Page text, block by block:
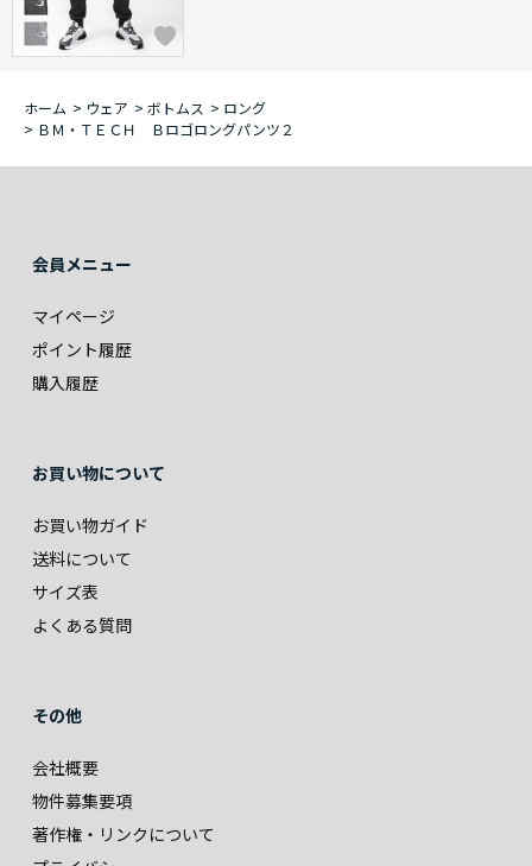
ホーム > ウェア > ボトムス > ロング
> ＢＭ・ＴＥＣＨ Ｂロゴロングパンツ２
会員メニュー
マイページ
ポイント履歴
購入履歴
お買い物について
お買い物ガイド
送料について
サイズ表
よくある質問
その他
会社概要
物件募集要項
著作権・リンクについて